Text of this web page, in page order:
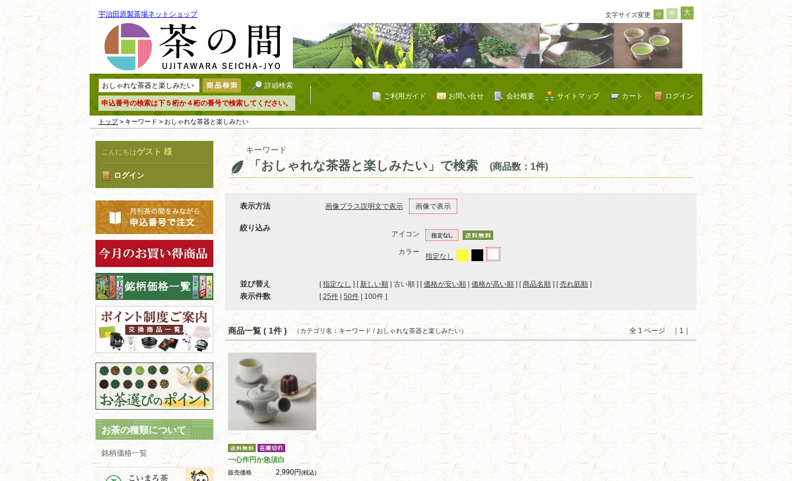
宇治田原製茶場ネットショップ 文字サイズ変更 小 中 大
詳細検索
申込番号の検索は下５桁か４桁の番号で検索してください。
ログイン
カート
サイトマップ
会社概要
お問い合せ
ご利用ガイド
トップ> キーワード > おしゃれな茶器と楽しみたい
こんにちはゲスト 様
ログイン
お茶の種類について
銘柄価格一覧
キーワード
「おしゃれな茶器と楽しみたい」で検索 (商品数：1件)
表示方法 画像プラス説明文で表示 画像で表示
絞り込み
アイコン
カラー
指定なし
並び替え [指定なし ] [ 新しい順 | 古い順 ] [価格が安い順 価格が高い順 ] [商品名順 ] [売れ筋順 ]
表示件数 [ 25件 50件 100件 ]
商品一覧 ( 1件 ) 全 1 ページ ｜1｜
（カテゴリ名：キーワード / おしゃれな茶器と楽しみたい）
一心作円か急須白
販売価格 2,990円(税込)